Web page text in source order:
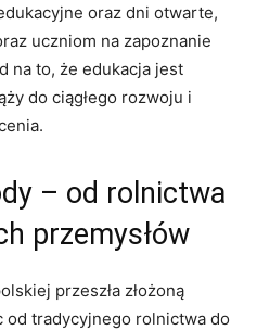
oraz dni otwarte,
uczniom na zapoznanie
na to, że edukacja jest
do ciągłego rozwoju i
– od rolnictwa
przemysłów
przeszła złożoną
od tradycyjnego rolnictwa do